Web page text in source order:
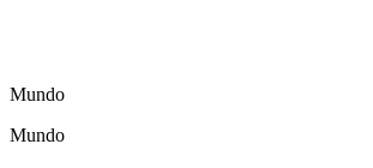
Mundo
Mundo